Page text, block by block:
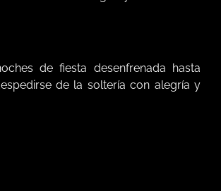
de fiesta desenfrenada hasta
de la soltería con alegría y